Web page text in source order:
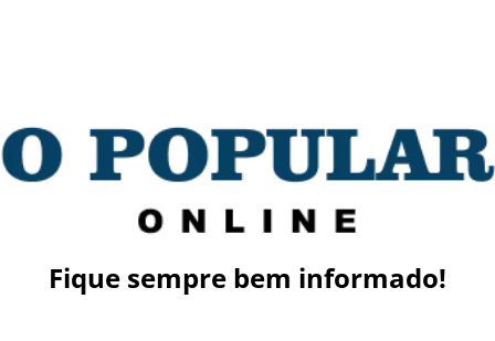
Fique sempre bem informado!